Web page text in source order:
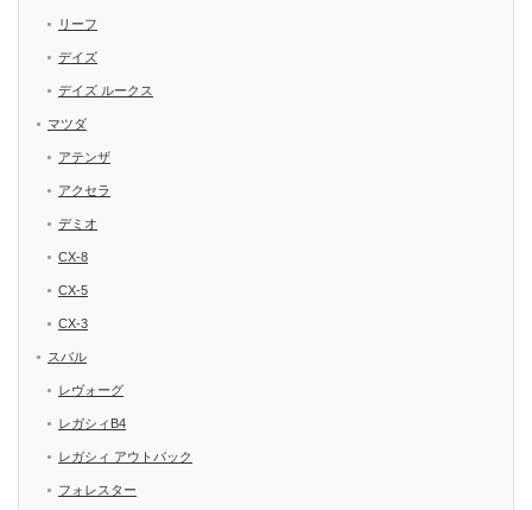
リーフ
デイズ
デイズ ルークス
マツダ
アテンザ
アクセラ
デミオ
CX-8
CX-5
CX-3
スバル
レヴォーグ
レガシィB4
レガシィ アウトバック
フォレスター